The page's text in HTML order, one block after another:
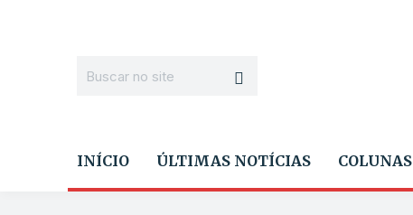
INÍCIO ÚLTIMAS NOTÍCIAS COLUNAS